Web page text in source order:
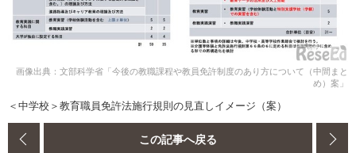
画像出典：文部科学省「今後の教職課程や教員免許制度のあり方について（中間まと
め）案」
＜中学校＞教育職員免許法施行規則の見直しイメージ（案）
この記事へ戻る